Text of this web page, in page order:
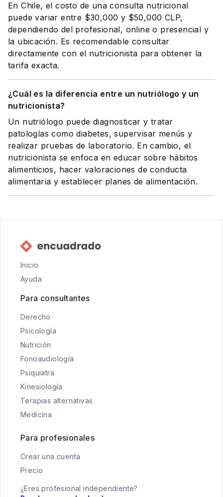
En Chile, el costo de una consulta nutricional
puede variar entre $30,000 y $50,000 CLP,
dependiendo del profesional, online o presencial y
la ubicación. Es recomendable consultar
directamente con el nutricionista para obtener la
tarifa exacta.
¿Cuál es la diferencia entre un nutriólogo y un
nutricionista?
Un nutriólogo puede diagnosticar y tratar
patologías como diabetes, supervisar menús y
realizar pruebas de laboratorio. En cambio, el
nutricionista se enfoca en educar sobre hábitos
alimenticios, hacer valoraciones de conducta
alimentaria y establecer planes de alimentación.
Inicio
Ayuda
Para consultantes
Derecho
Psicología
Nutrición
Fonoaudiología
Psiquiatra
Kinesiología
Terapias alternativas
Medicina
Para profesionales
Crear una cuenta
Precio
¿Eres profesional independiente?